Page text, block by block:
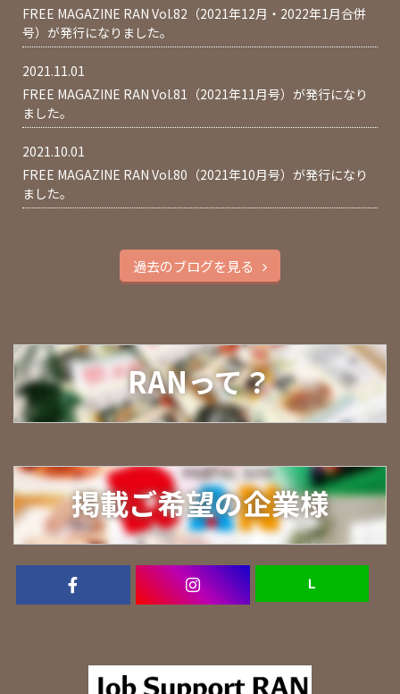
FREE MAGAZINE RAN Vol.82（2021年12月・2022年1月合併
号）が発行になりました。
2021.11.01
FREE MAGAZINE RAN Vol.81（2021年11月号）が発行になり
ました。
2021.10.01
FREE MAGAZINE RAN Vol.80（2021年10月号）が発行になり
ました。
過去のブログを見る
RANって？
掲載ご希望の企業様
Ｌ